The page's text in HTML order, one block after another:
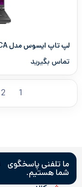
لپ تاپ ایسوس مدل ROG Strix G16 G614JV-CA
تماس بگیرید
1
2
ما تلفنی پاسخگوی
شما هستیم.